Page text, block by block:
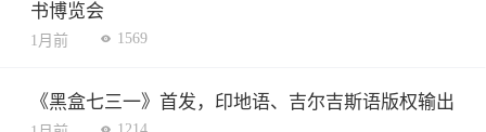
书博览会
1月前 1569
《黑盒七三一》首发，印地语、吉尔吉斯语版权输出